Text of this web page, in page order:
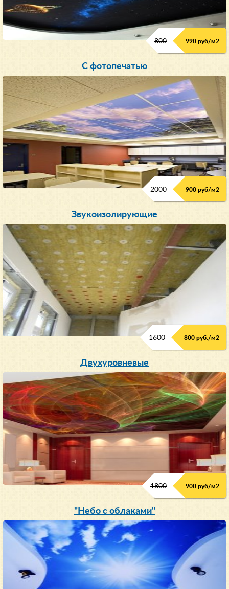
800 990 руб/м2
С фотопечатью
2000 900 руб/м2
Звукоизолирующие
1600 800 руб./м2
Двухуровневые
1800 900 руб/м2
"Небо с облаками"